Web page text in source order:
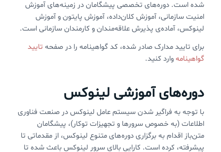
شده است. دوره‌های تخصصی پیشگامان در زمینه‌های آموزش
امنیت سازمانی، آموزش کلان‌داده، آموزش پایتون و آموزش
لینوکس، آماده‌ی پذیرش علاقه‌مندان و کارمندان سازمانی است.
برای تایید مدارک صادر شده، کد گواهینامه را در صفحه تایید
گواهینامهوارد کنید.
دوره‌های آموزشی لینوکس
با توجه به فراگیر شدن سیستم عامل لینوکس در صنعت فناوری
اطلاعات (به خصوص سرورها و تجهیزات توکار)، پیشگامان
متن‌باز اقدام به برگزاری دوره‌های متنوع لینوکس، از مقدماتی تا
پیشرفته، کرده است. کارایی بالای سرور لینوکس باعث شده تا